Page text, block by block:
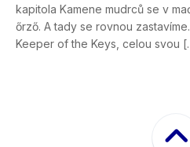
kapitola Kamene mudrců se v
őrző. A tady se rovnou
Keeper of the Keys, celou svou